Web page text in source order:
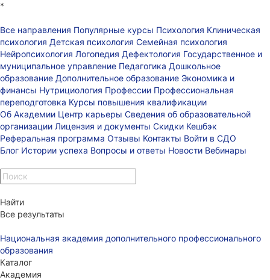
*
Все направления Популярные курсы Психология Клиническая
психология Детская психология Семейная психология
Нейропсихология Логопедия Дефектология Государственное и
муниципальное управление Педагогика Дошкольное
образование Дополнительное образование Экономика и
финансы Нутрициология Профессии Профессиональная
переподготовка Курсы повышения квалификации
Об Академии Центр карьеры Сведения об образовательной
организации Лицензия и документы Скидки Кешбэк
Реферальная программа Отзывы Контакты Войти в СДО
Блог Истории успеха Вопросы и ответы Новости Вебинары
Найти
Все результаты
Национальная академия дополнительного профессионального
образования
Каталог
Академия